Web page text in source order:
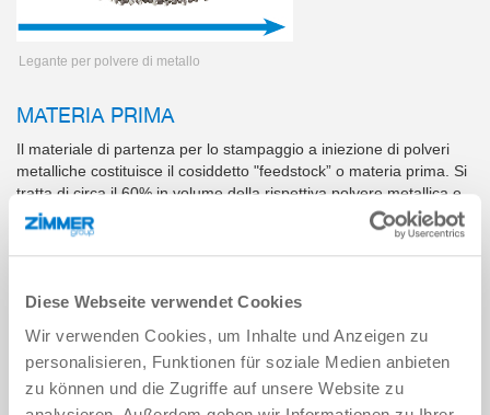
Diese Webseite verwendet Cookies
Wir verwenden Cookies, um Inhalte und Anzeigen zu
personalisieren, Funktionen für soziale Medien anbieten
zu können und die Zugriffe auf unsere Website zu
Legante per polvere di metallo
MATERIA PRIMA
Il materiale di partenza per lo stampaggio a iniezione di polveri
metalliche costituisce il cosiddetto "feedstock” o materia prima. Si
tratta di circa il 60% in volume della rispettiva polvere metallica e
del 40% in volume di un legante, ossia una miscela di polimeri e
cere. La miscelazione omogenea di tutti gli elementi è di
importanza cruciale, in quanto è l'unico modo per garantire una
processo successivo.